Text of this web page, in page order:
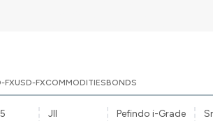
FXUSD-FXCOMMODITIESBONDS
JII
Pefindo i-Grade